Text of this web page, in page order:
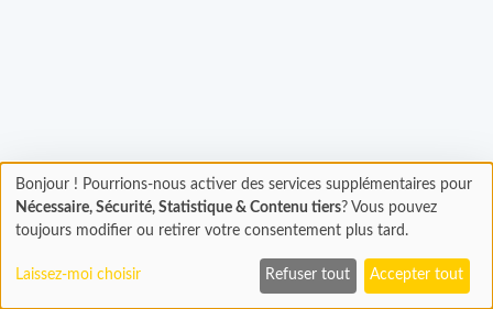
Chargement
En cours...
Bonjour ! Pourrions-nous activer des services supplémentaires pour
Nécessaire, Sécurité, Statistique & Contenu tiers? Vous pouvez
toujours modifier ou retirer votre consentement plus tard.
Laissez-moi choisir Refuser tout Accepter tout